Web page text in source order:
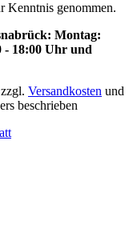
Kenntnis genommen.
Montag:
- 18:00 Uhr und
Versandkosten und
beschrieben